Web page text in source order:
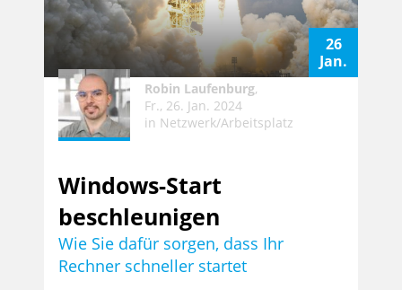
26
Jan.
Robin Laufenburg,
Fr., 26. Jan. 2024
in Netzwerk/Arbeitsplatz
Windows-Start
beschleunigen
Wie Sie dafür sorgen, dass Ihr
Rechner schneller startet